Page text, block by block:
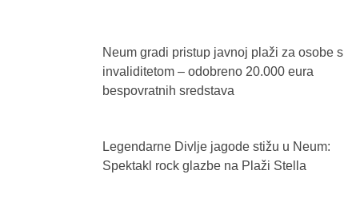
Neum gradi pristup javnoj plaži za osobe s
invaliditetom – odobreno 20.000 eura
bespovratnih sredstava
Legendarne Divlje jagode stižu u Neum:
Spektakl rock glazbe na Plaži Stella